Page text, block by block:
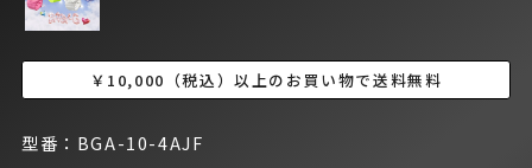
￥10,000（税込）以上のお買い物で送料無料
型番：BGA-10-4AJF